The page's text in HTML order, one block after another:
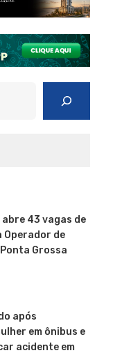
43 vagas de
Operador de
Grossa
após
em ônibus e
acidente em